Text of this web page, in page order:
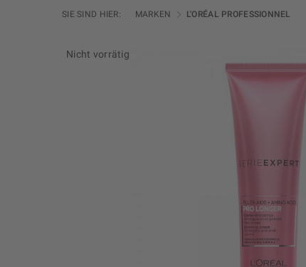
SIE SIND HIER: MARKEN L'ORÉAL PROFESSIONNEL
Nicht vorrätig